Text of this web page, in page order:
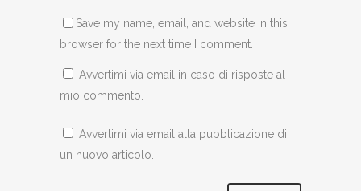
Save my name, email, and website in this
browser for the next time I comment.
Avvertimi via email in caso di risposte al
mio commento.
Avvertimi via email alla pubblicazione di
un nuovo articolo.